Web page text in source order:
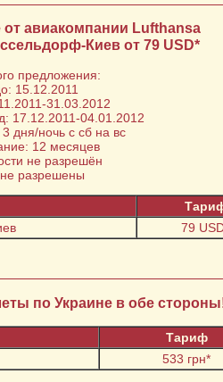
авиакомпании Lufthansa
Киев от 79 USD*
предложения:
15.12.2011
31.03.2012
17.12.2011-04.01.2012
дня/ночь с сб на вс
12 месяцев
не разрешён
разрешены
79
по Украине в обе
Тариф
533 грн*